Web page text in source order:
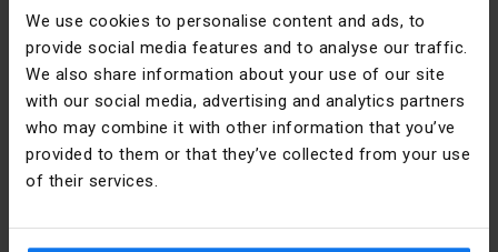
We use cookies to personalise content and ads, to
provide social media features and to analyse our traffic.
We also share information about your use of our site
with our social media, advertising and analytics partners
who may combine it with other information that you’ve
provided to them or that they’ve collected from your use
of their services.
Z blokadą Ne
Materiał Metal
Z izolacją
ochronną
Ne
Kolor Niebieski
Electric
Polska
Warszawa
Konstruktorska
12 Polska